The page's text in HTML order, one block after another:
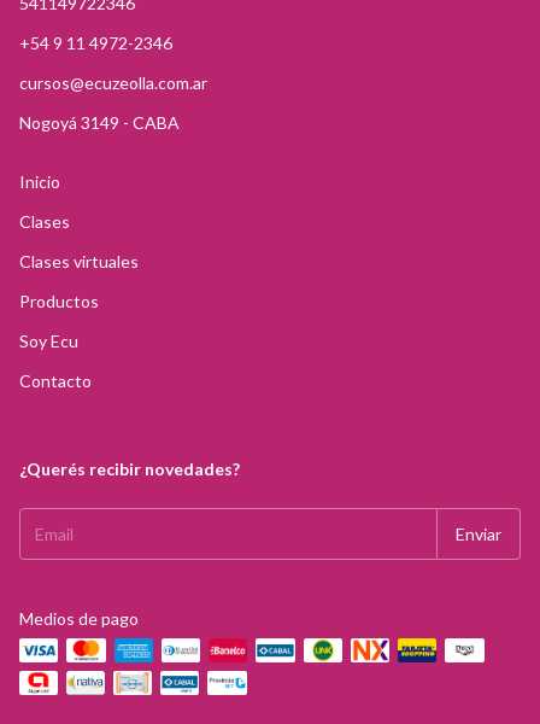
+54 9 11 4972-2346
cursos@ecuzeolla.com.ar
Nogoyá 3149 - CABA
Inicio
Clases
Clases virtuales
Productos
Soy Ecu
Contacto
¿Querés recibir novedades?
Medios de pago